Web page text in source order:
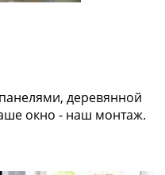
деревянной
окно - наш монтаж.